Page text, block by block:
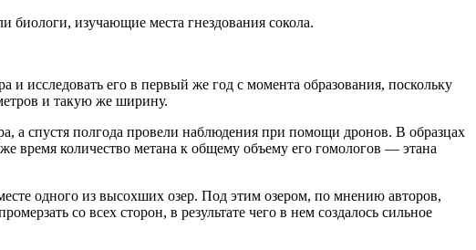
биологи, изучающие места гнездования сокола.
исследовать его в первый же год с момента образования, поскольку
и такую же ширину.
а спустя полгода провели наблюдения при помощи дронов. В образцах
время количество метана к общему объему его гомологов — этана
одного из высохших озер. Под этим озером, по мнению авторов,
со всех сторон, в результате чего в нем создалось сильное